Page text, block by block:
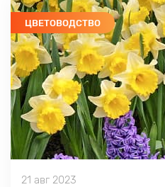
ЦВЕТОВОДСТВО
21 авг 2023